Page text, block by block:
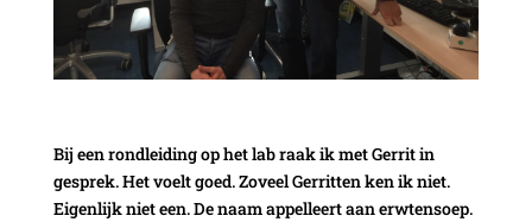
Bij een rondleiding op het lab raak ik met Gerrit in
gesprek. Het voelt goed. Zoveel Gerritten ken ik niet.
Eigenlijk niet een. De naam appelleert aan erwtensoep.